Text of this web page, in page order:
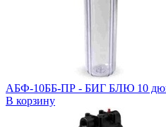
АБФ-10ББ-ПР - БИГ БЛЮ 10
В корзину